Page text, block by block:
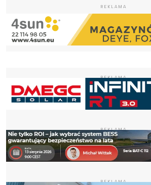
REKLAMA
REKLAMA
REKLAMA
REKLAMA